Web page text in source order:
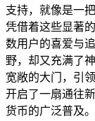
支持，就像是一
凭借着这些显著
数用户的喜爱与
野，却又充满了
宽敞的大门，引
开启了一扇通往
货币的广泛普及。